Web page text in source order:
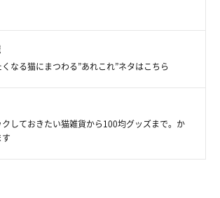
なる猫にまつわる”あれこれ”ネタはこちら
しておきたい猫雑貨から100均グッズまで。か